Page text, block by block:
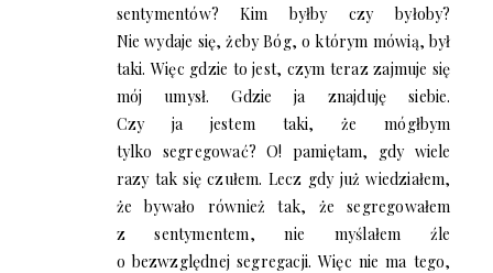
sentymentów? Kim byłby czy byłoby?
Nie wydaje się, żeby Bóg, o którym mówią, był
taki. Więc gdzie to jest, czym teraz zajmuje się
mój umysł. Gdzie ja znajduję siebie.
Czy ja jestem taki, że mógłbym
tylko segregować? O! pamiętam, gdy wiele
razy tak się czułem. Lecz gdy już wiedziałem,
że bywało również tak, że segregowałem
z sentymentem, nie myślałem źle
o bezwzględnej segregacji. Więc nie ma tego,